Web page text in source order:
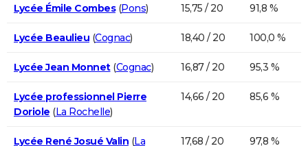
Lycée Émile Combes(Pons) 15,75 / 20 91,8 %
Lycée Beaulieu (Cognac) 18,40 / 20 100,0 %
Lycée Jean Monnet(Cognac) 16,87 / 20 95,3 %
Lycée professionnel Pierre
Doriole (La Rochelle)
14,66 / 20 85,6 %
Lycée René Josué Valin (La
17,68 / 20 97,8 %